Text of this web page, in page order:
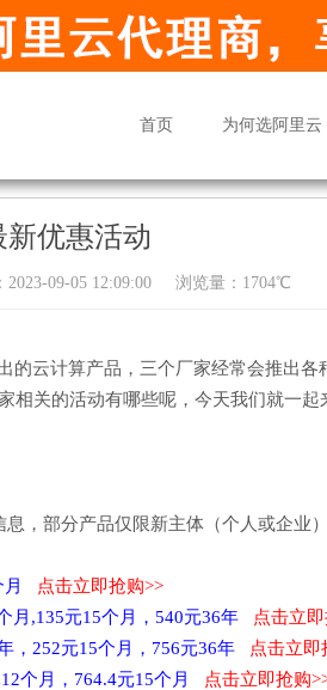
首页 为何选阿里云
优惠活动
2023-09-05 12:09:00 浏览量：1704℃
的云计算产品，三个厂家经常会推出各
关的活动有哪些呢，今天我们就一起
，部分产品仅限新主体（个人或企业
月
点击立即抢购>>
月,135元15个月，540元36年
点击立
，252元15个月，756元36年
点击立即
个月，764.4元15个月
点击立即抢购